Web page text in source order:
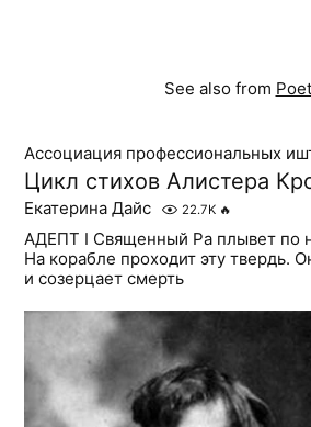
See also from
Ассоциация профессиональных
Цикл стихов Алистера
Екатерина Дайс 22.7K 🔥
АДЕПТ I Священный Ра плывет по
На корабле проходит эту твердь.
и созерцает смерть